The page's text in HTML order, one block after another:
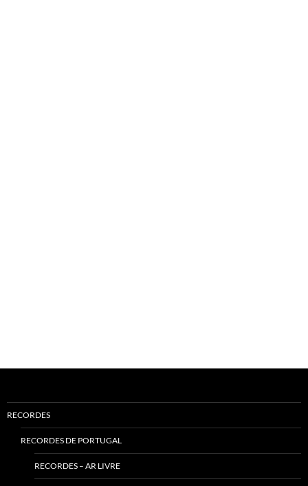
RECORDES
RECORDES DE PORTUGAL
RECORDES – AR LIVRE